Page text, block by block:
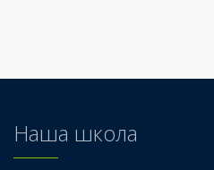
Наша школа